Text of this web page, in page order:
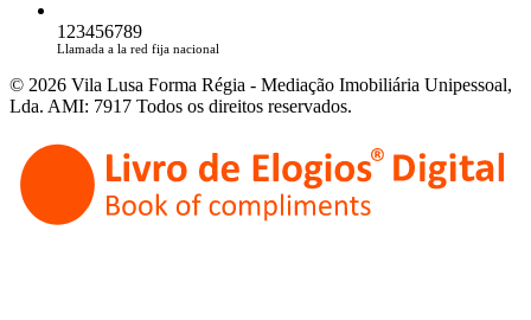
123456789
Llamada a la red fija nacional
© 2026 Vila Lusa Forma Régia - Mediação Imobiliária Unipessoal,
Lda. AMI: 7917 Todos os direitos reservados.